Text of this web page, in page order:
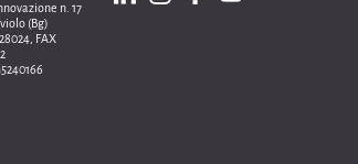
n. 17
(Bg)
FAX